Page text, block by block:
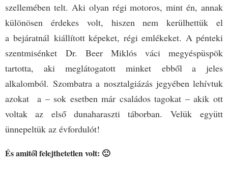
szellemében telt. Aki olyan régi motoros, mint én, annak
különösen érdekes volt, hiszen nem kerülhettük el
a bejáratnál kiállított képeket, régi emlékeket. A pénteki
szentmisénket Dr. Beer Miklós váci megyéspüspök
tartotta, aki meglátogatott minket ebből a jeles
alkalomból. Szombatra a nosztalgiázás jegyében lehívtuk
azokat a – sok esetben már családos tagokat – akik ott
voltak az első dunaharaszti táborban. Velük együtt
ünnepeltük az évfordulót!
És amitől felejthetetlen volt: 🙂